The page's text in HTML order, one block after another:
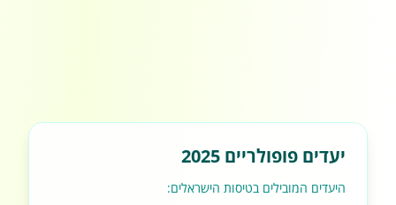
יעדים פופולריים 2025
היעדים המובילים בטיסות הישראלים: